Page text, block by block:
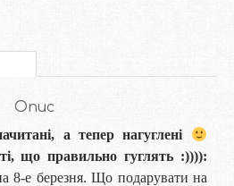
Опис
а тепер нагуглені
що правильно гуглять :)))):
8-е березня. Що подарувати на